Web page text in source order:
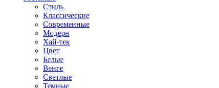
Стиль
Классические
Современные
Модерн
Хай-тек
Цвет
Белые
Венге
Светлые
Темные